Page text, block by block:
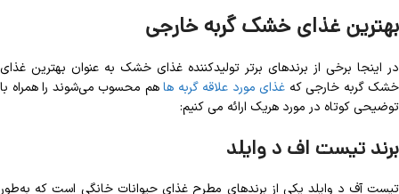
بهترین غذای خشک گربه خارجی
در اینجا برخی از برندهای برتر تولیدکننده غذای خشک به عنوان بهترین غذای
خشک گربه خارجی که غذای مورد علاقه گربه هاهم محسوب می‌شوند را همراه با
توضیحی کوتاه در مورد هریک ارائه می کنیم:
برند تیست اف د وایلد
تیست آف د وایلد یکی از برندهای مطرح غذای حیوانات خانگی است که به‌طور